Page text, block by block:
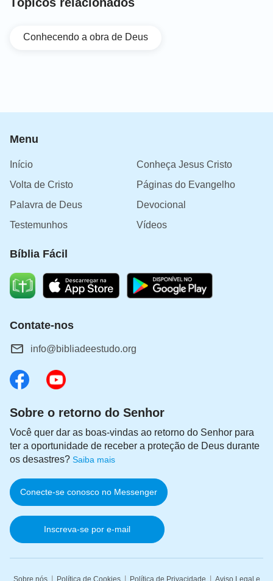
Conhecendo a obra de Deus
Menu
Início
Conheça Jesus Cristo
Volta de Cristo
Páginas do Evangelho
Palavra de Deus
Devocional
Testemunhos
Vídeos
Bíblia Fácil
Contate-nos
info@bibliadeestudo.org
Sobre o retorno do Senhor
Você quer dar as boas-vindas ao retorno do Senhor para
ter a oportunidade de receber a proteção de Deus durante
os desastres? Saiba mais
Conecte-se conosco no Messenger
Inscreva-se por e-mail
Sobre nós Política de Cookies Política de Privacidade Aviso Legal e